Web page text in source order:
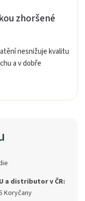
zhoršené
nesnižuje kvalitu
a v dobře
a distributor v ČR:
Koryčany